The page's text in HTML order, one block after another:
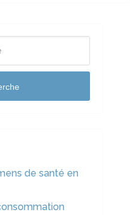
de santé en